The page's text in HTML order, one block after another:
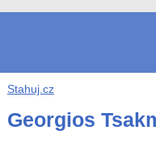
Stahuj.cz
Georgios